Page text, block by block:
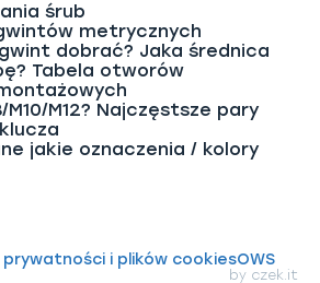
śrub
metrycznych
dobrać? Jaka średnica
Tabela otworów
M12? Najczęstsze pary
jakie oznaczenia / kolory
prywatności i plików cookiesOWS
by czek.it